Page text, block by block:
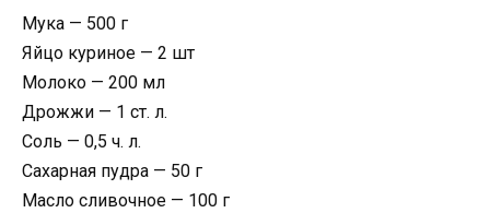
Мука — 500 г
Яйцо куриное — 2 шт
Молоко — 200 мл
Дрожжи — 1 ст. л.
Соль — 0,5 ч. л.
Сахарная пудра — 50 г
Масло сливочное — 100 г